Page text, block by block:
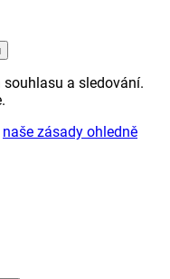
a sledování.
naše zásady ohledně